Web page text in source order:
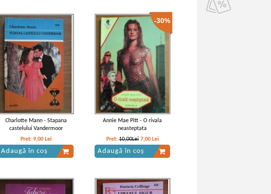
Charlotte Mann - Stapana
castelului Vandermoor
Pret: 9,00 Lei
Adaugă în coș
-30%
Annie Mae Pitt - O rivala
neasteptata
Pret:10,00Lei 7,00 Lei
Adaugă în coș